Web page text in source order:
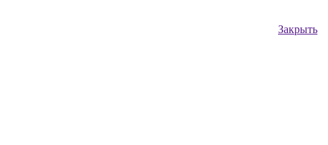
Закрыть